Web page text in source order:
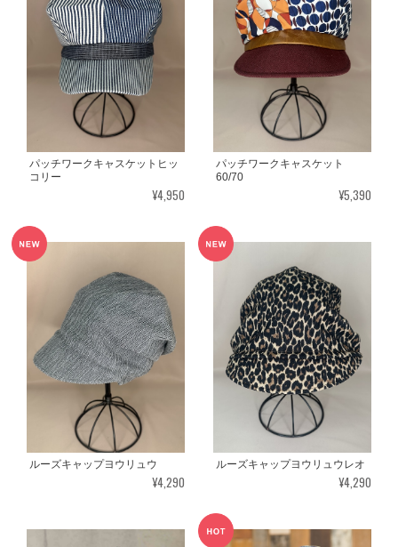
パッチワークキャスケットヒッ
コリー
¥4,950
パッチワークキャスケット
60/70
¥5,390
ルーズキャップヨウリュウ
¥4,290
ルーズキャップヨウリュウレオ
¥4,290